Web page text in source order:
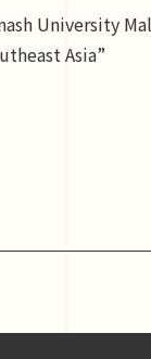
University
Asia”